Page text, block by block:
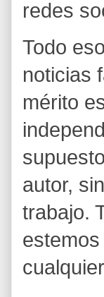
redes
Todo
noticias
mérito
autor,
trabajo.